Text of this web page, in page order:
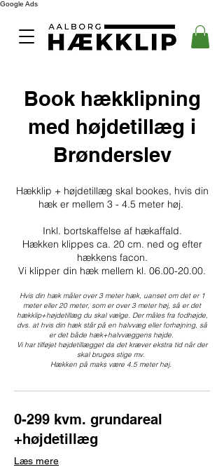
Google Ads
Book hækklipning
med højdetillæg i
Brønderslev
Hækklip + højdetillæg skal bookes, hvis din
hæk er mellem 3 - 4.5 meter høj.
Inkl. bortskaffelse af hækaffald.
Hækken klippes ca. 20 cm. ned og efter
hækkens facon.
Vi klipper din hæk mellem kl. 06.00-20.00.
Hvis din hæk måler over 3 meter hæk, uanset om det er 1
meter eller 20 meter, som er over 3 meter høj, så er det
hækklip+højdetillæg du skal vælge. Der måles fra fodhøjde,
dvs. at hvis din hæk står på en halvvæg eller forhøjning, så
er det både hæk+halvvæggens højde.
Vi har tilføjet højdetillægget da det kræver ekstra tid når der
skal bruges stige mv.
Hækken på maks være 4.5 meter høj.
0-299 kvm. grundareal
+højdetillæg
Læs mere